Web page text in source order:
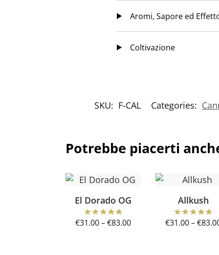
Aromi, Sapore ed
Coltivazione
SKU: F-CAL Categories:
Potrebbe piacerti
El Dorado OG
€31.00–€83.00
Allkush
€31.00–€